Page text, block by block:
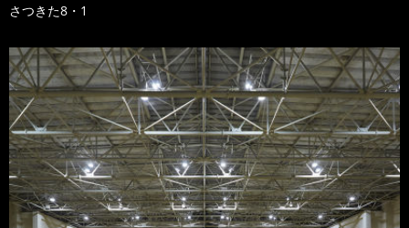
さつきた8・1